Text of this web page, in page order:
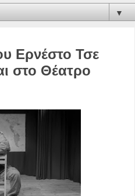
▼
Ερνέστο Τσε
στο Θέατρο